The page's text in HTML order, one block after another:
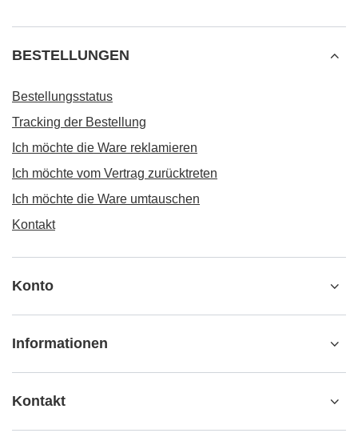
BESTELLUNGEN
Bestellungsstatus
Tracking der Bestellung
Ich möchte die Ware reklamieren
Ich möchte vom Vertrag zurücktreten
Ich möchte die Ware umtauschen
Kontakt
Konto
Informationen
Kontakt